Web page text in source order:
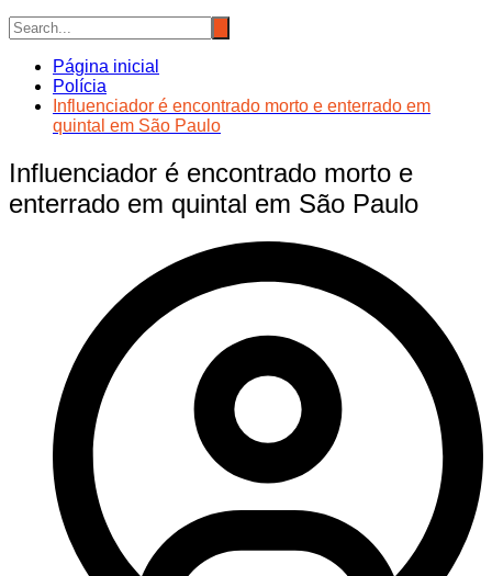
Página inicial
Polícia
Influenciador é encontrado morto e enterrado em
quintal em São Paulo
Influenciador é encontrado morto e
enterrado em quintal em São Paulo